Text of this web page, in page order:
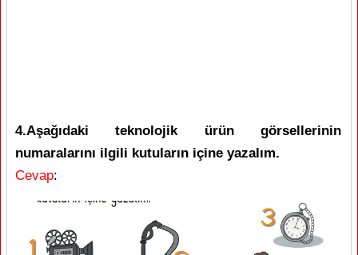
4.Aşağıdaki teknolojik ürün görsellerinin
numaralarını ilgili kutuların içine yazalım.
Cevap: